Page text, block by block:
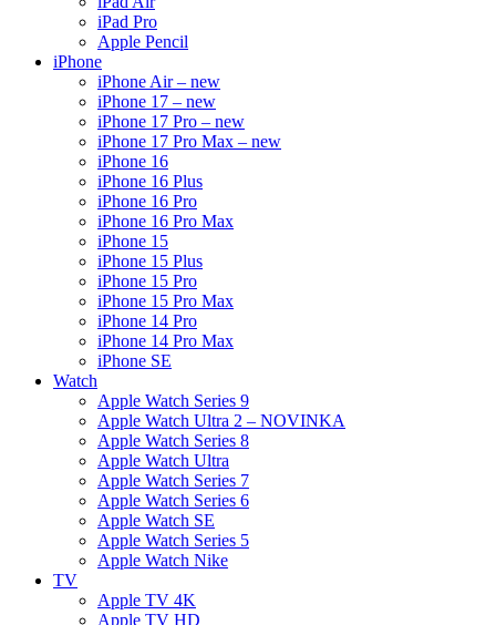
iPad Pro
Apple Pencil
iPhone
iPhone Air – new
iPhone 17 – new
iPhone 17 Pro – new
iPhone 17 Pro Max – new
iPhone 16
iPhone 16 Plus
iPhone 16 Pro
iPhone 16 Pro Max
iPhone 15
iPhone 15 Plus
iPhone 15 Pro
iPhone 15 Pro Max
iPhone 14 Pro
iPhone 14 Pro Max
iPhone SE
Watch
Apple Watch Series 9
Apple Watch Ultra 2 – NOVINKA
Apple Watch Series 8
Apple Watch Ultra
Apple Watch Series 7
Apple Watch Series 6
Apple Watch SE
Apple Watch Series 5
Apple Watch Nike
TV
Apple TV 4K
Apple TV HD